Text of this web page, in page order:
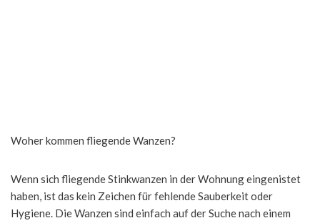
Woher kommen fliegende Wanzen?
Wenn sich fliegende Stinkwanzen in der Wohnung eingenistet
haben, ist das kein Zeichen für fehlende Sauberkeit oder
Hygiene. Die Wanzen sind einfach auf der Suche nach einem